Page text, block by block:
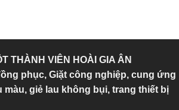
THÀNH VIÊN HOÀI GIA ÂN
phục, Giặt công nghiệp, cung ứng
màu, giẻ lau không bụi, trang thiết bị